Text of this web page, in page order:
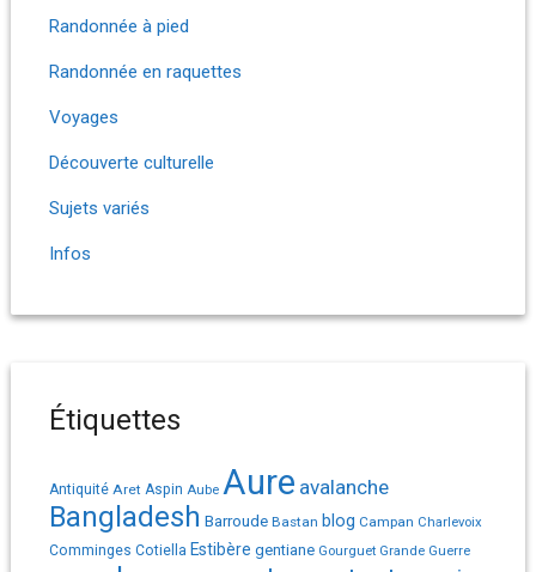
Randonnée à pied
Randonnée en raquettes
Voyages
Découverte culturelle
Sujets variés
Infos
Étiquettes
Antiquité Aret Aspin Aube Aure avalanche
Bangladesh Barroude Bastan blog Campan Charlevoix
Comminges Cotiella Estibère gentiane Gourguet Grande Guerre